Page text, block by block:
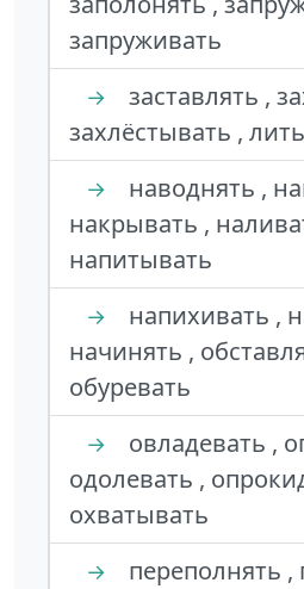
запруживать
→
заставлять ,
захлёстывать ,
→
наводнять ,
накрывать ,
напитывать
→
напихивать ,
начинять ,
обуревать
→
овладевать ,
одолевать ,
охватывать
→
переполнять ,